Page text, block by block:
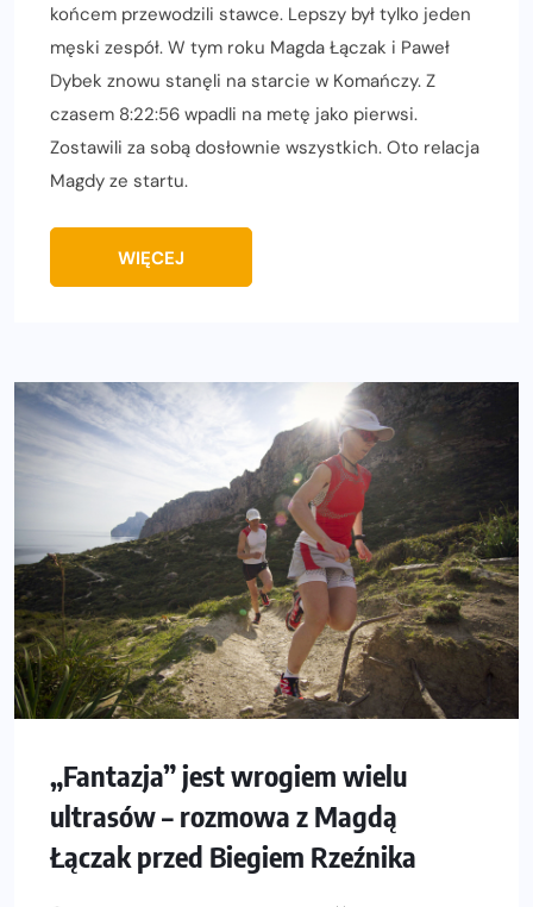
końcem przewodzili stawce. Lepszy był tylko jeden
męski zespół. W tym roku Magda Łączak i Paweł
Dybek znowu stanęli na starcie w Komańczy. Z
czasem 8:22:56 wpadli na metę jako pierwsi.
Zostawili za sobą dosłownie wszystkich. Oto relacja
Magdy ze startu.
WIĘCEJ
„Fantazja” jest wrogiem wielu
ultrasów – rozmowa z Magdą
Łączak przed Biegiem Rzeźnika